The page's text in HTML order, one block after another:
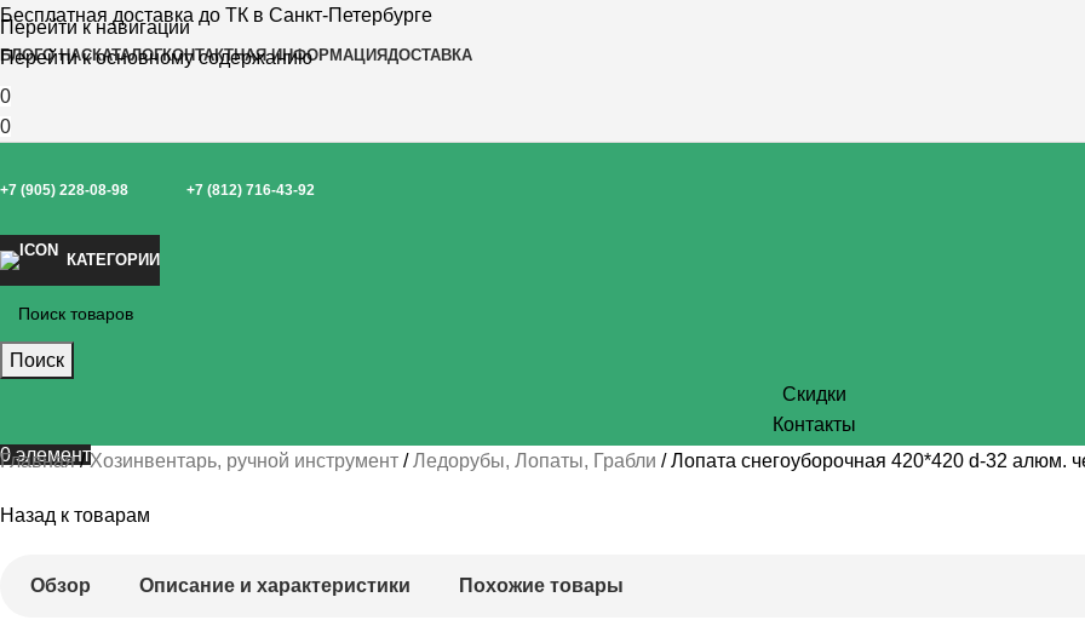
Перейти к навигации
Перейти к основному содержанию
Бесплатная доставка до ТК в Санкт-Петербурге
БЛОГО НАСКАТАЛОГКОНТАКТНАЯ ИНФОРМАЦИЯДОСТАВКА
0
0
+7 (905) 228-08-98 +7 (812) 716-43-92
КАТЕГОРИИ
Поиск
Скидки
Контакты
0элемент
Главная Хозинвентарь, ручной инструмент Ледорубы, Лопаты, Грабли Лопата снегоуборочная 420*420 d-32 алюм.
Назад к товарам
Обзор Описание и характеристики Похожие товары